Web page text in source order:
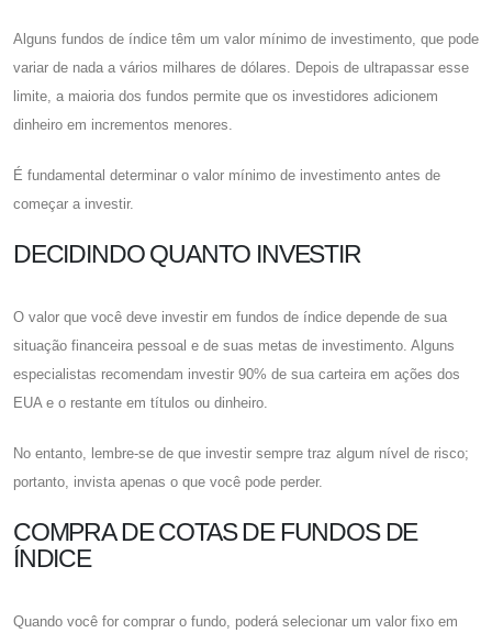
Alguns fundos de índice têm um valor mínimo de investimento, que pode
variar de nada a vários milhares de dólares. Depois de ultrapassar esse
limite, a maioria dos fundos permite que os investidores adicionem
dinheiro em incrementos menores.
É fundamental determinar o valor mínimo de investimento antes de
começar a investir.
DECIDINDO QUANTO INVESTIR
O valor que você deve investir em fundos de índice depende de sua
situação financeira pessoal e de suas metas de investimento. Alguns
especialistas recomendam investir 90% de sua carteira em ações dos
EUA e o restante em títulos ou dinheiro.
No entanto, lembre-se de que investir sempre traz algum nível de risco;
portanto, invista apenas o que você pode perder.
COMPRA DE COTAS DE FUNDOS DE
ÍNDICE
Quando você for comprar o fundo, poderá selecionar um valor fixo em